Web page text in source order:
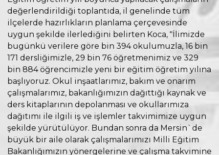
değerlendirildiği toplantıda, il genelinde tüm
ilçelerde hazırlıkların planlama çerçevesinde
uygun şekilde ilerlediğini belirten Koca, "İlimizde
bugünkü verilere göre bin 394 okulumuzla, 16 bin
171 dersliğimizle, 29 bin 76 öğretmenimiz ve 329
bin 884 öğrencimizle yeni bir eğitim öğretim yılına
başlıyoruz. Okul inşaatlarımız, bakım ve onarım
çalışmalarımız, bakanlığımızın dağıttığı kaynak ve
ders kitaplarının depolanması ve okullarımıza
dağıtımı ile ilgili iş ve işlemler takvimimize uygun
şekilde yürütülüyor. Bundan sonra da Mersin`de
büyük bir aile olarak çalışmalarımızı Milli Eğitim
Bakanlığımızın yönergelerine ve çalışma takvimine